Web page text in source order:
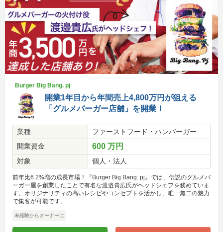
Burger Big Bang. pj
開業1年目から年間売上4,800万円が狙える
「グルメバーガー店舗」を開業！
業種
ファーストフード・ハンバーガー
開業資金
600 万円
対象 個人・法人
前年比6.2%増の成長市場！『Burger Big Bang. pj』では、伝説のグルメバ
ーガー屋を創業したことで有名な渡邉貴広氏がヘッドシェフを務めていま
す。オリジナリティの高いレシピやコンセプトを活かし、唯一無二の魅力
で集客が可能です。
未経験からオーナーに